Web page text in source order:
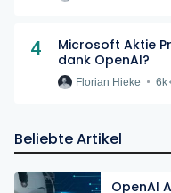
4
Microsoft Aktie
dank OpenAI?
Florian Hieke 6k
Beliebte Artikel
OpenAI